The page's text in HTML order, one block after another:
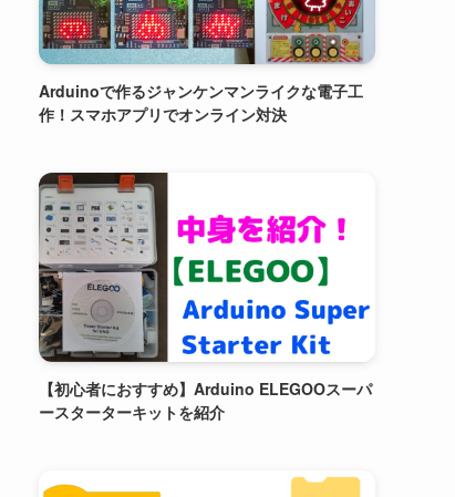
Arduinoで作るジャンケンマンライクな電子工
作！スマホアプリでオンライン対決
【初心者におすすめ】Arduino ELEGOOスーパ
ースターターキットを紹介